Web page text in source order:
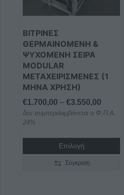
ΒΙΤΡΊΝΕΣ
ΘΕΡΜΑΙΝΌΜΕΝΗ &
ΨΥΧΌΜΕΝΗ ΣΕΙΡΆ
MODULAR
ΜΕΤΑΧΕΙΡΙΣΜΈΝΕΣ (1
ΜΉΝΑ ΧΡΉΣΗ)
€1.700,00 – €3.550,00
range:
through
δεν συμπεριλαμβάνεται ο Φ.Π.Α.
24%
Επιλογή
επιλογές
μπορούν
να
επιλεγούν
στη
σελίδα
του
προϊόντος
Σύγκριση